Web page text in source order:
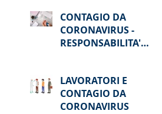
FINO AD AGOSTO
CONTAGIO DA
CORONAVIRUS -
RESPONSABILITA'
LAVORATORI E
CONTAGIO DA
CORONAVIRUS